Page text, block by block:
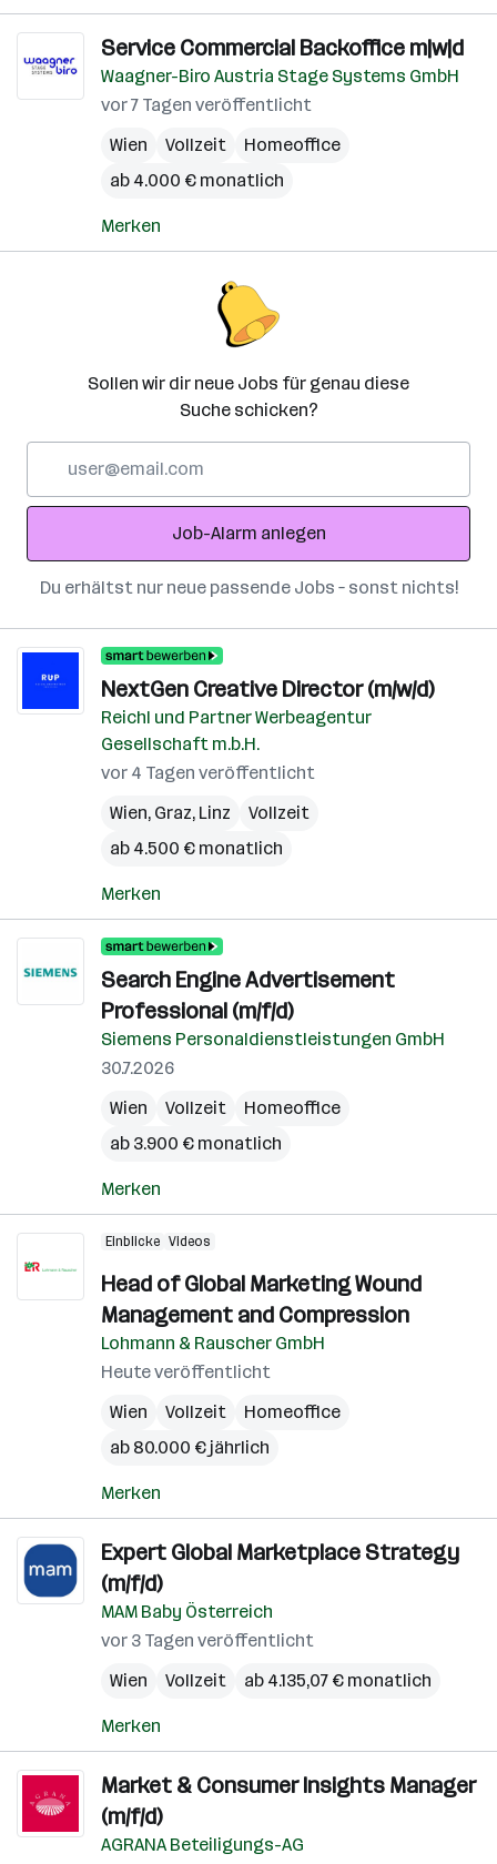
Service Commercial Backoffice m|w|d
Waagner-Biro Austria Stage Systems GmbH
vor 7 Tagen veröffentlicht
Wien
Vollzeit
Homeoffice
ab 4.000 € monatlich
Merken
Sollen wir dir neue Jobs für genau diese
Suche schicken?
Adresse
Job-Alarm anlegen
Du erhältst nur neue passende Jobs – sonst nichts!
NextGen Creative Director (m/w/d)
Reichl und Partner Werbeagentur
Gesellschaft m.b.H.
vor 4 Tagen veröffentlicht
Wien, Graz, Linz
Vollzeit
ab 4.500 € monatlich
Merken
Search Engine Advertisement
Professional (m/f/d)
Siemens Personaldienstleistungen GmbH
30.7.2026
Wien
Vollzeit
Homeoffice
ab 3.900 € monatlich
Merken
Einblicke Videos
Head of Global Marketing Wound
Management and Compression
Lohmann & Rauscher GmbH
Heute veröffentlicht
Wien
Vollzeit
Homeoffice
ab 80.000 € jährlich
Merken
Expert Global Marketplace Strategy
(m/f/d)
MAM Baby Österreich
vor 3 Tagen veröffentlicht
Wien
Vollzeit ab 4.135,07 € monatlich
Merken
Market & Consumer Insights Manager
(m/f/d)
AGRANA Beteiligungs-AG